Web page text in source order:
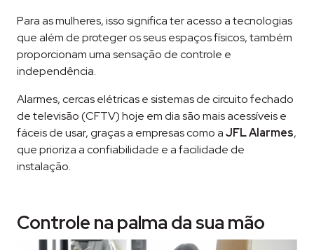
Para as mulheres, isso significa ter acesso a tecnologias
que além de proteger os seus espaços físicos, também
proporcionam uma sensação de controle e
independência.
Alarmes, cercas elétricas e sistemas de circuito fechado
de televisão (CFTV) hoje em dia são mais acessíveis e
fáceis de usar, graças a empresas como aJFL Alarmes,
que prioriza a confiabilidade e a facilidade de
instalação.
Controle na palma da sua mão